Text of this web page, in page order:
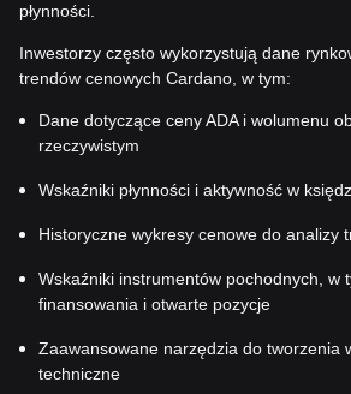
płynności.
Inwestorzy często wykorzystują dane
trendów cenowych Cardano, w tym:
Dane dotyczące ceny ADA i wolumenu
rzeczywistym
Wskaźniki płynności i aktywność w
Historyczne wykresy cenowe do analizy
Wskaźniki instrumentów pochodnych, w
finansowania i otwarte pozycje
Zaawansowane narzędzia do tworzenia
techniczne